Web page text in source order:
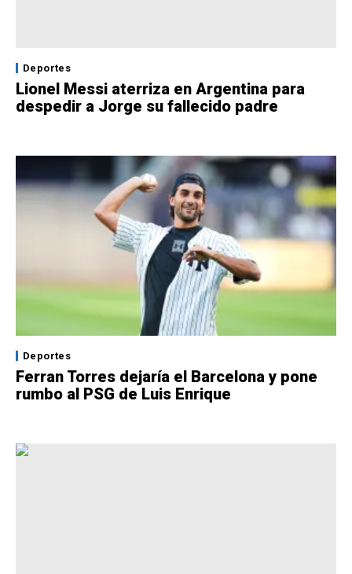
Deportes
Lionel Messi aterriza en Argentina para
despedir a Jorge su fallecido padre
Deportes
Ferran Torres dejaría el Barcelona y pone
rumbo al PSG de Luis Enrique